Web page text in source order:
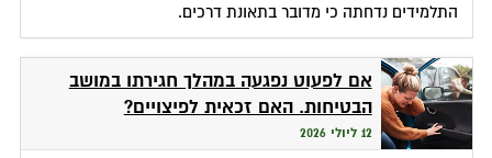
התלמידים נדחתה כי מדובר בתאונת דרכים.
אם לפעוט נפגעה במהלך חגירתו במושב
הבטיחות. האם זכאית לפיצויים?
12 ליולי 2026